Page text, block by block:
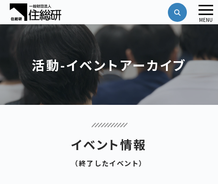
活動-イベントアーカイブ
イベント情報
（終了したイベント）
メ
ー
MENU